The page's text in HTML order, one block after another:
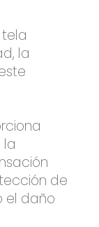
la
la
de
el daño